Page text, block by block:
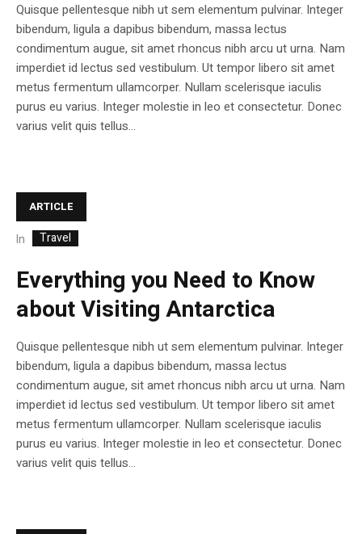
Quisque pellentesque nibh ut sem elementum pulvinar. Integer
bibendum, ligula a dapibus bibendum, massa lectus
condimentum augue, sit amet rhoncus nibh arcu ut urna. Nam
imperdiet id lectus sed vestibulum. Ut tempor libero sit amet
metus fermentum ullamcorper. Nullam scelerisque iaculis
purus eu varius. Integer molestie in leo et consectetur. Donec
varius velit quis tellus...
ARTICLE
In Travel
Everything you Need to Know
about Visiting Antarctica
Quisque pellentesque nibh ut sem elementum pulvinar. Integer
bibendum, ligula a dapibus bibendum, massa lectus
condimentum augue, sit amet rhoncus nibh arcu ut urna. Nam
imperdiet id lectus sed vestibulum. Ut tempor libero sit amet
metus fermentum ullamcorper. Nullam scelerisque iaculis
purus eu varius. Integer molestie in leo et consectetur. Donec
varius velit quis tellus...